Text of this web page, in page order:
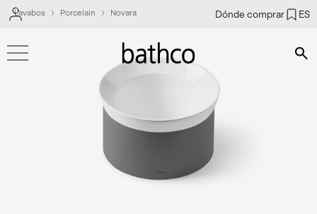
Dónde comprar ES
Lavabos Porcelain Novara